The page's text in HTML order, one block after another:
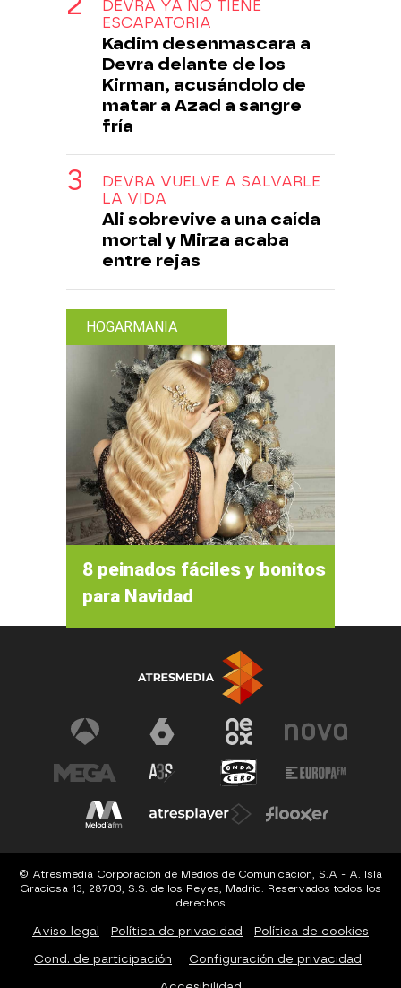
DEVRA YA NO TIENE
ESCAPATORIA
Kadim desenmascara a
Devra delante de los
Kirman, acusándolo de
matar a Azad a sangre
fría
DEVRA VUELVE A SALVARLE
LA VIDA
Ali sobrevive a una caída
mortal y Mirza acaba
entre rejas
HOGARMANIA
8 peinados fáciles y bonitos
para Navidad
© Atresmedia Corporación de Medios de Comunicación, S.A - A. Isla
Graciosa 13, 28703, S.S. de los Reyes, Madrid. Reservados todos los
derechos
Aviso legal Política de privacidad Política de cookies
Cond. de participación Configuración de privacidad